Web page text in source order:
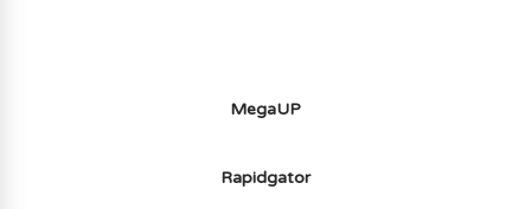
MegaUP
Rapidgator